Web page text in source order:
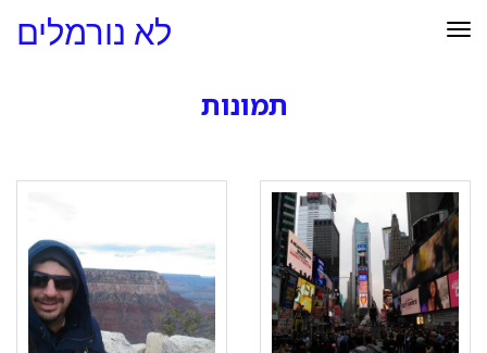
לא נורמלים תפריט
תמונות